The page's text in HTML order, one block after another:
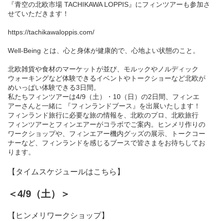
『青空の北欧市場 TACHIKAWA LOPPIS』にフィンツアーも参加さ
せていただきます！
https://tachikawaloppis.com/
Well-Being とは、心と身体が健康的で、心地よい状態のこと。
北欧雑貨や食材のマーケットが並び、モルックやノルディック
ウォーキングなど体験できるイベントやトークショーなど北欧が
めいっぱい体験できる3日間。
私たちフィンツアーは4/9（土）・10（日）の2日間、フィンエ
アーさんと一緒に 『フィンランドブース』を出展いたします！
フィンランド旅行に必要な旅の情報を、北欧のプロ、北欧旅行
フィンツアーとフィンエアーがコラボでご案内。ヒンメリ作りの
ワークショップや、フィンエアー機内グッズの展示、トークコー
ナーなど、フィンランドを感じるブースで皆さまをお待ちしてお
ります。
【タイムスケジュールはこちら】
＜4/9（土）＞
【ヒンメリワークショップ】